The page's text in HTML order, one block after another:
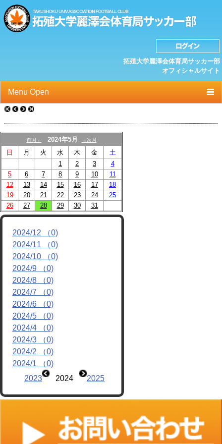
拓殖大学麗澤会体育局サッカー部
オフィシャルサイト
Menu Open
TOP
ニュース
クラブプロフィール
選手/スタッフ一覧
スケジュール
OB紹介/OB会
リンク
前月← 2024年5月 →次月
日 月 火 水 木 金
土
1
2 3
4
5
6 7 8 9 10
11
12
13 14 15 16 17
18
19
20 21 22 23 24
25
26
27 28 29 30 31
2024/12 （0)
2024/11 （0)
2024/10 （0)
2024/9 （0)
2024/8 （0)
2024/7 （0)
2024/6 （0)
2024/5 （0)
2024/4 （0)
2024/3 （0)
2024/2 （0)
2024/1 （0)
2023
2024 2025